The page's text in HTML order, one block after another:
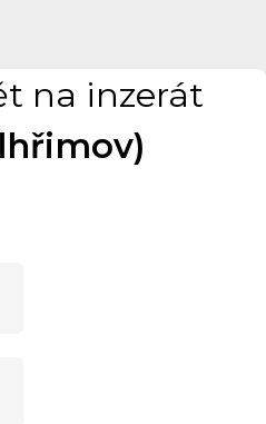
na inzerát